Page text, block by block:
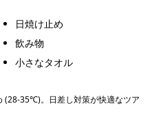
日焼け止め
飲み物
小さなタオル
(28-35℃)。日差し対策が快適なツア